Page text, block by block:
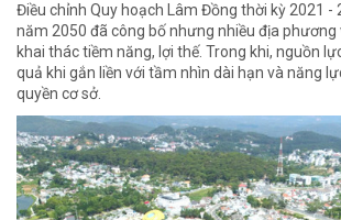
Điều chỉnh Quy hoạch Lâm Đồng thời kỳ 2021 -
năm 2050 đã công bố nhưng nhiều địa
khai thác tiềm năng, lợi thế. Trong khi, nguồn
quả khi gắn liền với tầm nhìn dài hạn và năng
quyền cơ sở.